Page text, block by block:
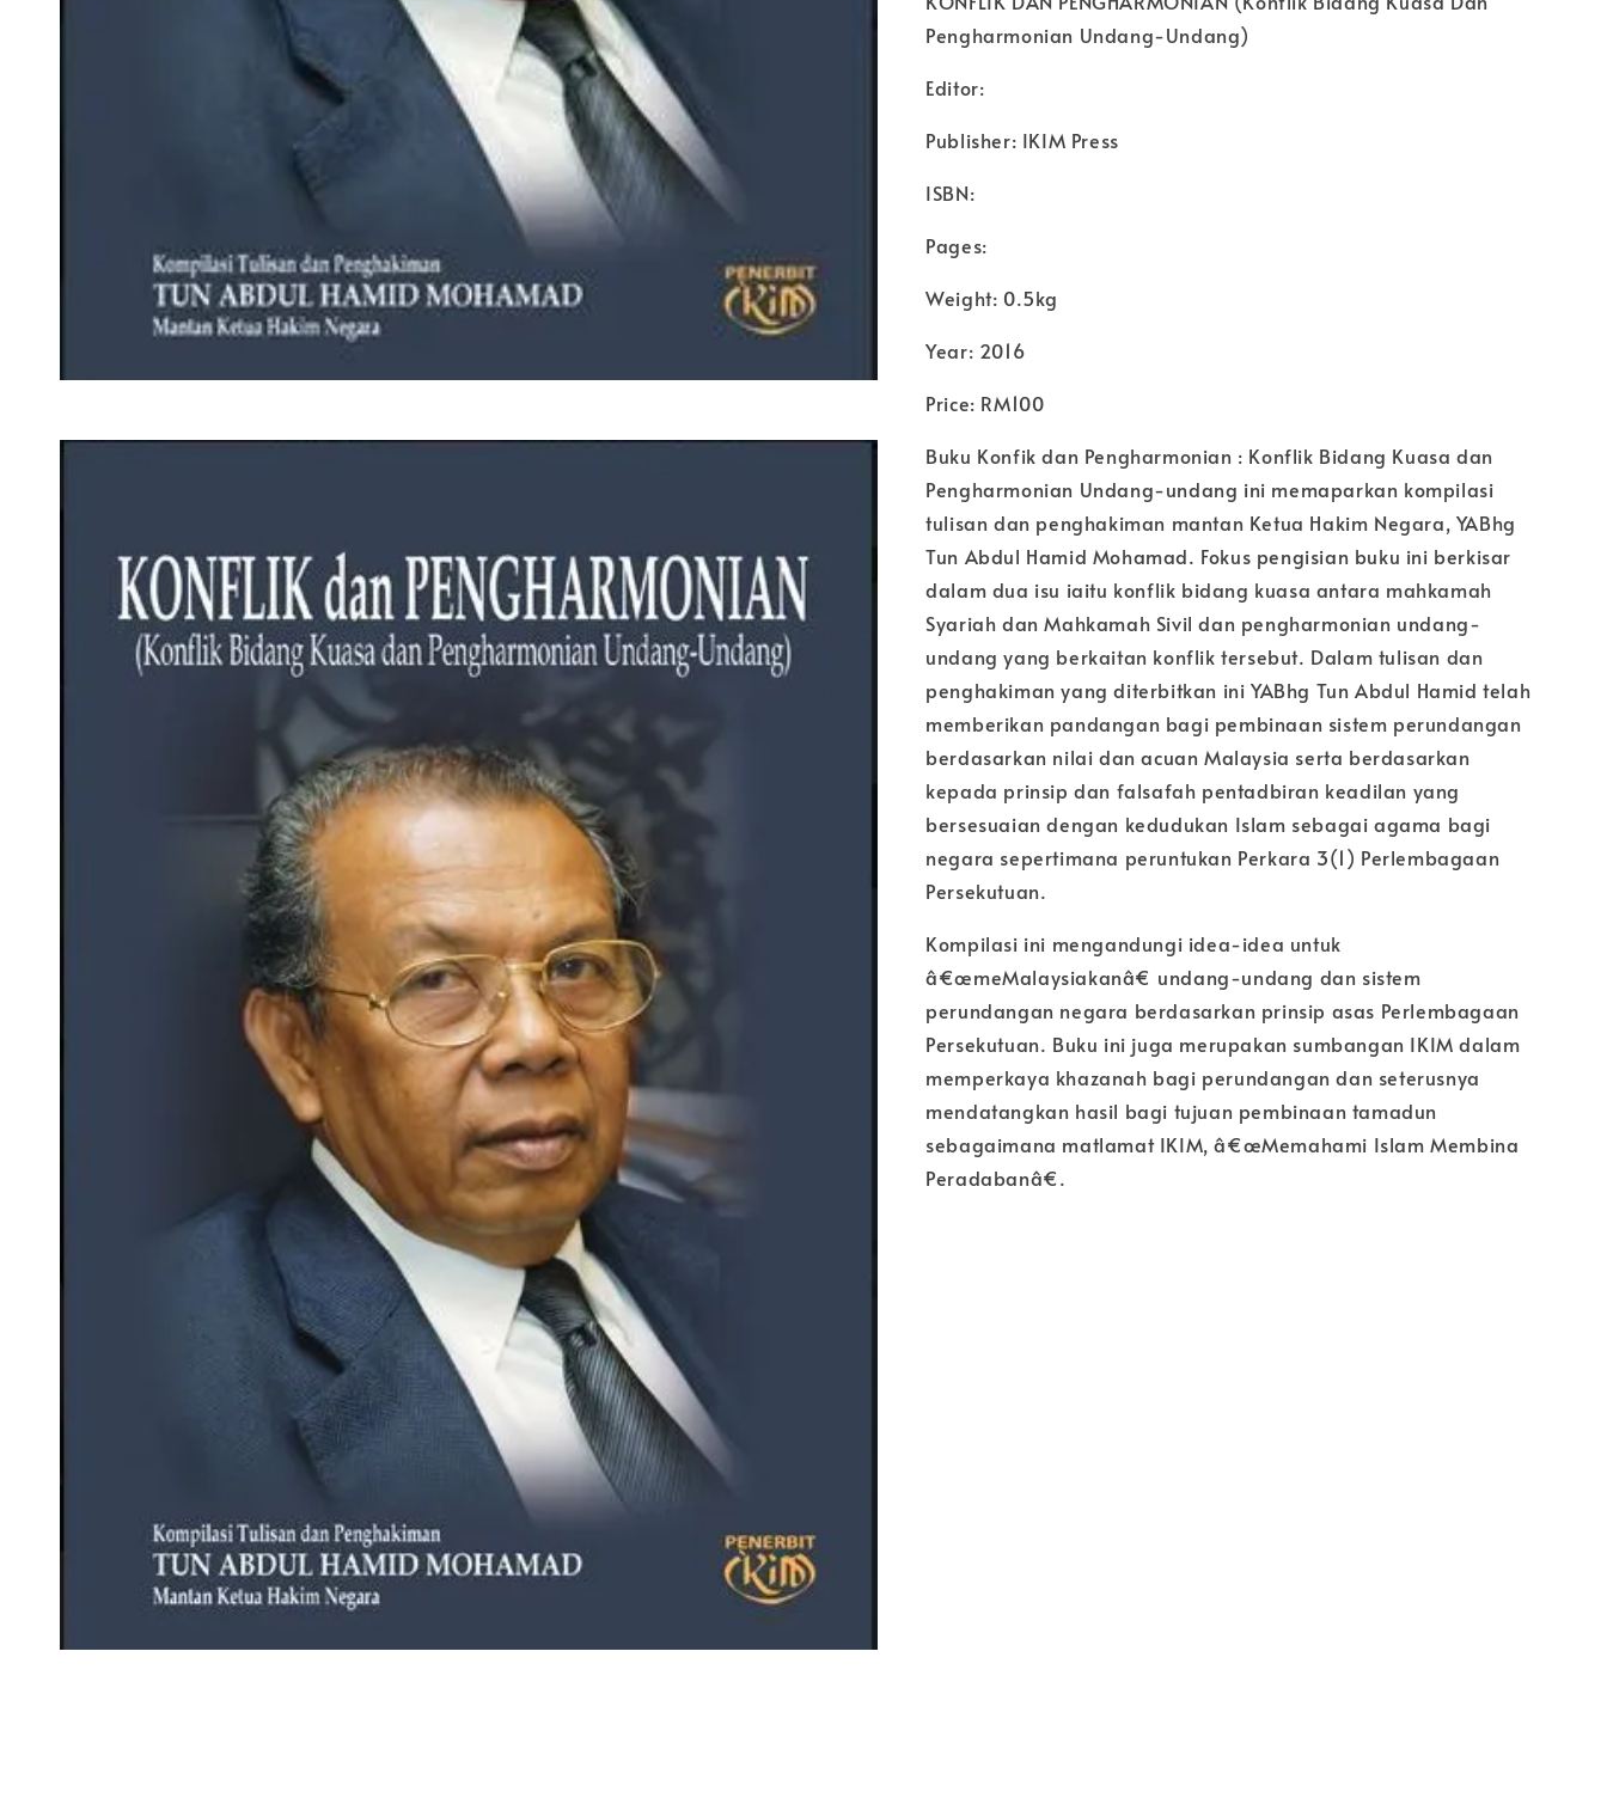
Pengharmonian Undang-Undang)
Editor:
Publisher: IKIM Press
ISBN:
Pages:
Weight: 0.5kg
Year: 2016
Price: RM100
Buku Konfik dan Pengharmonian : Konflik Bidang Kuasa dan
Pengharmonian Undang-undang ini memaparkan kompilasi
tulisan dan penghakiman mantan Ketua Hakim Negara, YABhg
Tun Abdul Hamid Mohamad. Fokus pengisian buku ini berkisar
dalam dua isu iaitu konflik bidang kuasa antara mahkamah
Syariah dan Mahkamah Sivil dan pengharmonian undang-
undang yang berkaitan konflik tersebut. Dalam tulisan dan
penghakiman yang diterbitkan ini YABhg Tun Abdul Hamid telah
memberikan pandangan bagi pembinaan sistem perundangan
berdasarkan nilai dan acuan Malaysia serta berdasarkan
kepada prinsip dan falsafah pentadbiran keadilan yang
bersesuaian dengan kedudukan Islam sebagai agama bagi
negara sepertimana peruntukan Perkara 3(1) Perlembagaan
Persekutuan.
Kompilasi ini mengandungi idea-idea untuk
â€œmeMalaysiakanâ€ undang-undang dan sistem
perundangan negara berdasarkan prinsip asas Perlembagaan
Persekutuan. Buku ini juga merupakan sumbangan IKIM dalam
memperkaya khazanah bagi perundangan dan seterusnya
mendatangkan hasil bagi tujuan pembinaan tamadun
sebagaimana matlamat IKIM, â€œMemahami Islam Membina
Peradabanâ€.